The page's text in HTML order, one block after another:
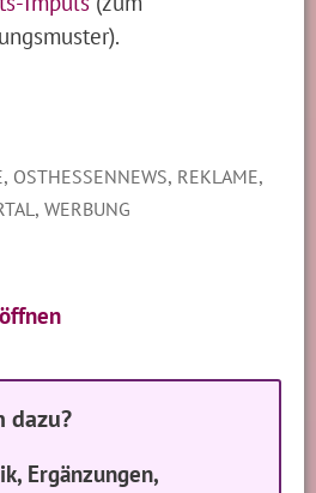
, OSTHESSENNEWS, REKLAME,
,WERBUNG
dazu?
Ergänzungen,